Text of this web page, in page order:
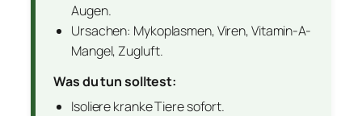
Augen.
Ursachen: Mykoplasmen, Viren, Vitamin-A-
Mangel, Zugluft.
Was du tun solltest:
Isoliere kranke Tiere sofort.